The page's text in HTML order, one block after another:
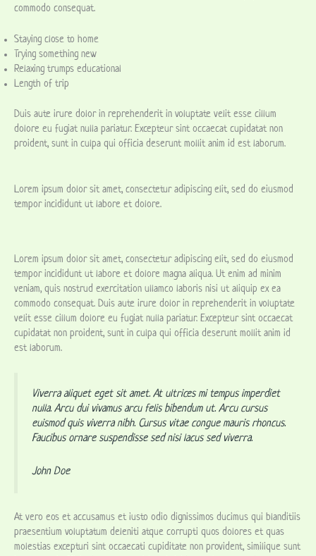
commodo consequat.
Staying close to home
Trying something new
Relaxing trumps educational
Length of trip
Duis aute irure dolor in reprehenderit in voluptate velit esse cillum
dolore eu fugiat nulla pariatur. Excepteur sint occaecat cupidatat non
proident, sunt in culpa qui officia deserunt mollit anim id est laborum.
Lorem ipsum dolor sit amet, consectetur adipiscing elit, sed do eiusmod
tempor incididunt ut labore et dolore.
Lorem ipsum dolor sit amet, consectetur adipiscing elit, sed do eiusmod
tempor incididunt ut labore et dolore magna aliqua. Ut enim ad minim
veniam, quis nostrud exercitation ullamco laboris nisi ut aliquip ex ea
commodo consequat. Duis aute irure dolor in reprehenderit in voluptate
velit esse cillum dolore eu fugiat nulla pariatur. Excepteur sint occaecat
cupidatat non proident, sunt in culpa qui officia deserunt mollit anim id
est laborum.
Viverra aliquet eget sit amet. At ultrices mi tempus imperdiet
nulla. Arcu dui vivamus arcu felis bibendum ut. Arcu cursus
euismod quis viverra nibh. Cursus vitae congue mauris rhoncus.
Faucibus ornare suspendisse sed nisi lacus sed viverra.
John Doe
At vero eos et accusamus et iusto odio dignissimos ducimus qui blanditiis
praesentium voluptatum deleniti atque corrupti quos dolores et quas
molestias excepturi sint occaecati cupiditate non provident, similique sunt